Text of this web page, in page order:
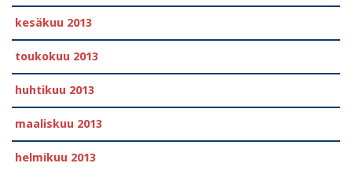
kesäkuu 2013
toukokuu 2013
huhtikuu 2013
maaliskuu 2013
helmikuu 2013